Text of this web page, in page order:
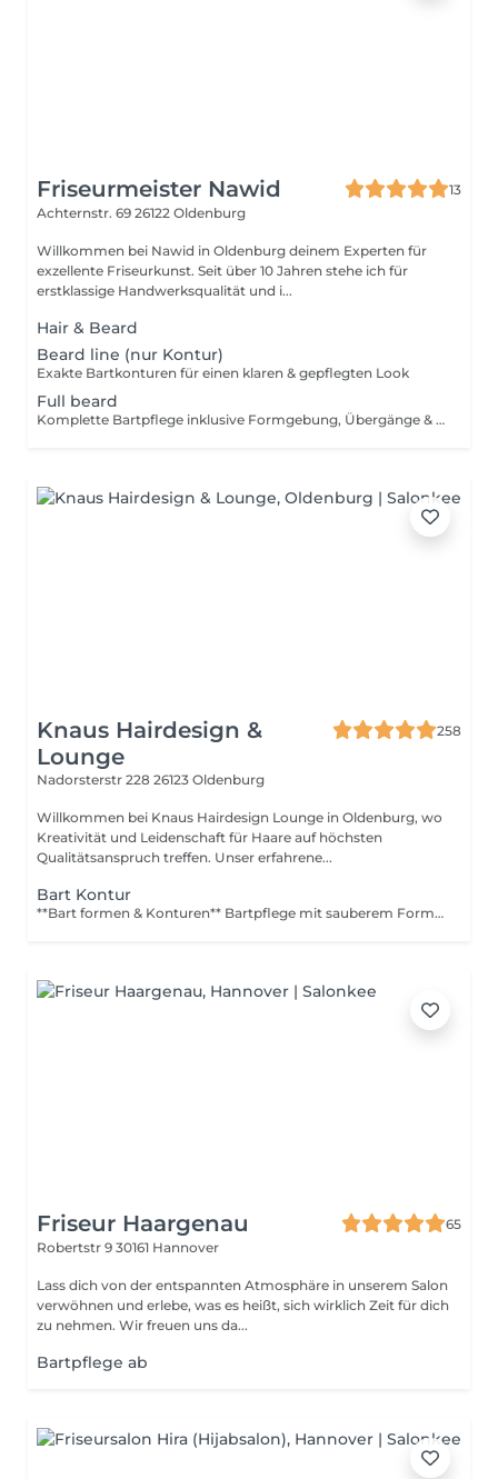
Friseurmeister Nawid
13
Achternstr. 69 26122 Oldenburg
Willkommen bei Nawid in Oldenburg deinem Experten für
exzellente Friseurkunst. Seit über 10 Jahren stehe ich für
erstklassige Handwerksqualität und i...
Hair & Beard
Beard line (nur Kontur)
Exakte Bartkonturen für einen klaren & gepflegten Look
Full beard
Komplette Bartpflege inklusive Formgebung, Übergänge & Konturen
Knaus Hairdesign &
Lounge
258
Nadorsterstr 228 26123 Oldenburg
Willkommen bei Knaus Hairdesign Lounge in Oldenburg, wo
Kreativität und Leidenschaft für Haare auf höchsten
Qualitätsanspruch treffen. Unser erfahrene...
Bart Kontur
**Bart formen & Konturen** Bartpflege mit sauberem Formen, klaren Konturen an Wangen und Hals sowie Entfernung störender Härchen.
Friseur Haargenau
65
Robertstr 9 30161 Hannover
Lass dich von der entspannten Atmosphäre in unserem Salon
verwöhnen und erlebe, was es heißt, sich wirklich Zeit für dich
zu nehmen. Wir freuen uns da...
Bartpflege ab